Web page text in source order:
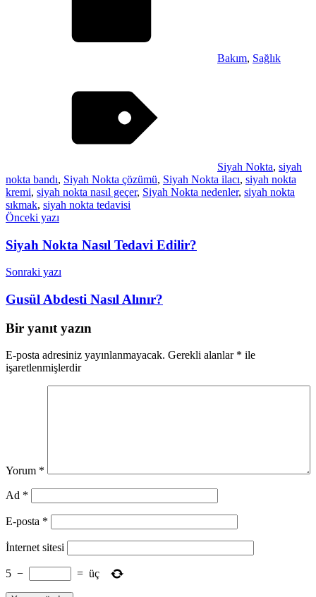
Bakım, Sağlık
Siyah Nokta, siyah
nokta bandı, Siyah Nokta çözümü, Siyah Nokta ilacı, siyah nokta
kremi, siyah nokta nasıl geçer, Siyah Nokta nedenler, siyah nokta
sıkmak, siyah nokta tedavisi
Yazı
gezinmesi
Önceki yazı
Siyah Nokta Nasıl Tedavi Edilir?
Sonraki yazı
Gusül Abdesti Nasıl Alınır?
Bir yanıt yazın
E-posta adresiniz yayınlanmayacak. Gerekli alanlar * ile
işaretlenmişlerdir
Yorum *
Ad *
E-posta *
İnternet sitesi
5 − = üç